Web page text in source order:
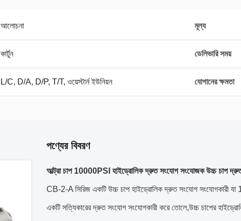
আলোচনা মূল্য
কার্টুন ডেলিভারি সময়
L/C, D/A, D/P, T/T, ওয়েস্টার্ন ইউনিয়ন যোগানের ক্ষমতা
পণ্যের বিবরণ
আল্ট্রা চাপ 10000PSI হাইড্রোলিক দ্রুত সংযোগ সংযোজক উচ্চ চাপ
CB-2-A সিরিজ একটি উচ্চ চাপ হাইড্রোলিক দ্রুত সংযোগ সংযোগকারী
একটি সত্যিকারের দ্রুত সংযোগ সংযোগকারী করে তোলে,উচ্চ চাপের